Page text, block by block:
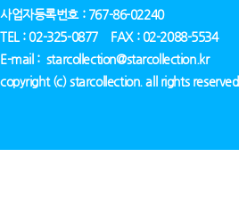
사업자등록번호 : 767-86-02240
TEL : 02-325-0877 FAX : 02-2088-5534
E-mail : starcollection@starcollection.kr
copyright (c) starcollection. all rights reserved